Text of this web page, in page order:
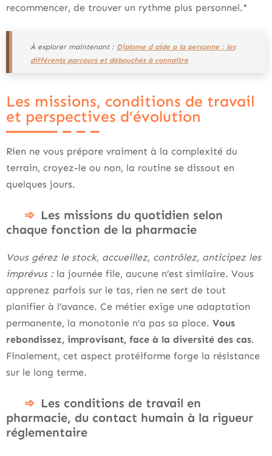
recommencer, de trouver un rythme plus personnel.*
À explorer maintenant : Diplome d aide a la personne : les
différents parcours et débouchés à connaître
Les missions, conditions de travail
et perspectives d’évolution
Rien ne vous prépare vraiment à la complexité du
terrain, croyez-le ou non, la routine se dissout en
quelques jours.
Les missions du quotidien selon
chaque fonction de la pharmacie
Vous gérez le stock, accueillez, contrôlez, anticipez les
imprévus :la journée file, aucune n’est similaire. Vous
apprenez parfois sur le tas, rien ne sert de tout
planifier à l’avance. Ce métier exige une adaptation
permanente, la monotonie n’a pas sa place. Vous
rebondissez, improvisant, face à la diversité des cas.
Finalement, cet aspect protéiforme forge la résistance
sur le long terme.
Les conditions de travail en
pharmacie, du contact humain à la rigueur
réglementaire